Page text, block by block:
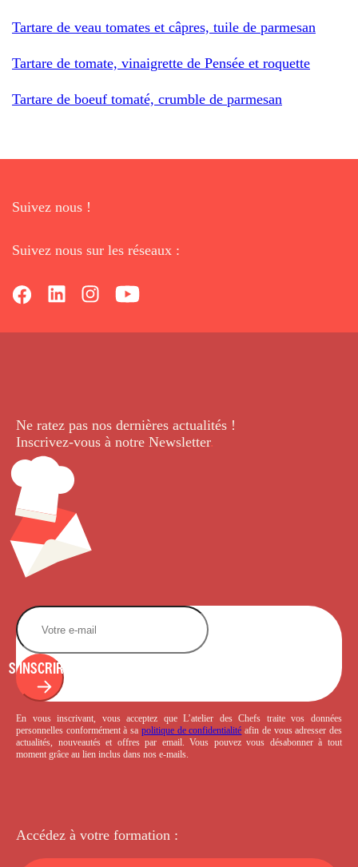
Tartare de veau tomates et câpres, tuile de parmesan
Tartare de tomate, vinaigrette de Pensée et roquette
Tartare de boeuf tomaté, crumble de parmesan
Suivez nous !
Suivez nous sur les réseaux :
Ne ratez pas nos dernières actualités !
Inscrivez-vous à notre Newsletter.
S'INSCRIRE
En vous inscrivant, vous acceptez que L’atelier des Chefs traite vos données
personnelles conformément à sa politique de confidentialité afin de vous adresser des
actualités, nouveautés et offres par email. Vous pouvez vous désabonner à tout
moment grâce au lien inclus dans nos e-mails.
Accédez à votre formation :